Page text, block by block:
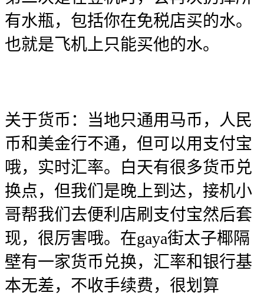
有水瓶，包括你在免税店买的水。
也就是飞机上只能买他的水。
关于货币：当地只通用马币，人民
币和美金行不通，但可以用支付宝
哦，实时汇率。白天有很多货币兑
换点，但我们是晚上到达，接机小
哥帮我们去便利店刷支付宝然后套
现，很厉害哦。在gaya街太子椰隔
壁有一家货币兑换，汇率和银行基
本无差，不收手续费，很划算